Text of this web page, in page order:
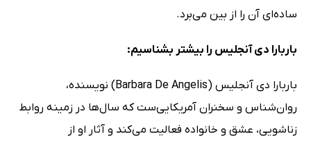
ساده‌ای آن را از بین می‌برد.
باربارا دی آنجلیس را بیشتر بشناسیم:
باربارا دی آنجلیس (Barbara De Angelis) نویسنده،
روان‌شناس و سخنران آمریکایی‌ست که سال‌ها در زمینه روابط
زناشویی، عشق و خانواده فعالیت می‌کند و آثار او از